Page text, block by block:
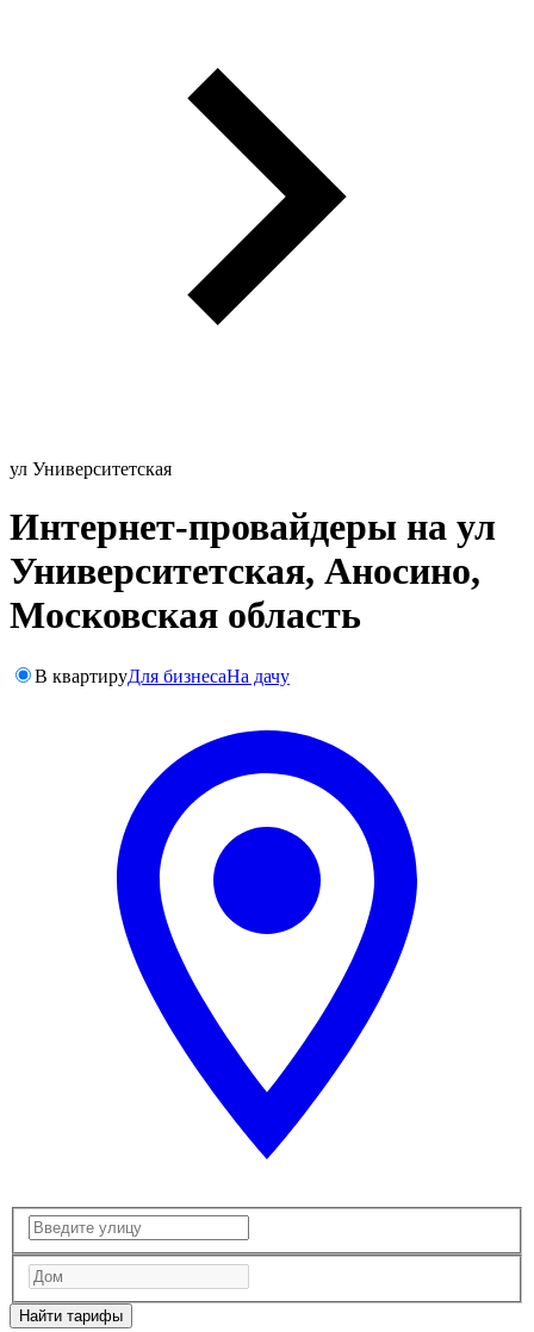
ул Университетская
Интернет-провайдеры на ул
Университетская, Аносино,
Московская область
В квартируДля бизнесаНа дачу
Найти тарифы